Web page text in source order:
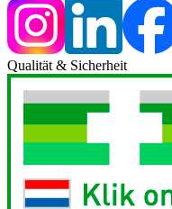
Qualität & Sicherheit